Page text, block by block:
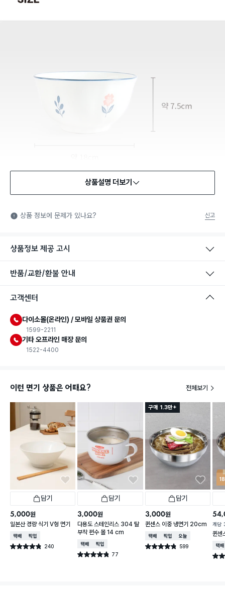
식품용 기구: 식품위생법에서 정한 규격에 따라 제조되어 식품 또
는 식품첨가물에 사용할 수 있는 식품용기구라는 표시입니다.
상품설명 더보기
상품 정보에 문제가 있나요? 신고
상품정보 제공 고시
반품/교환/환불 안내
고객센터
다이소몰(온라인) / 모바일 상품권 문의
1599-2211
기타 오프라인 매장 문의
1522-4400
이런 면기 상품은 어때요? 전체보기
담기
5,000원
일본산 경량 식기 V형 면기
택배배송매장픽업
별점 4.8점 240
건 작성
담기
3,000원
다용도 스테인리스 304 탈
부착 편수 볼 14 cm
택배배송매장픽업
별점 4.8점 77
건 작성
구매 1.3만+
담기
3,000원
퀸센스 이중 냉면기 20cm
택배배송매장픽업오늘배송
별점 4.8점 599
건 작성
개당
퀸센
택배
별점